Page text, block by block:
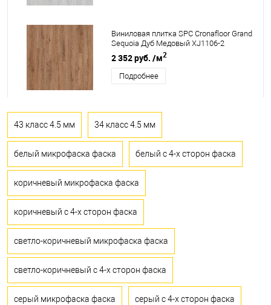
Виниловая плитка SPC Cronafloor Grand
Sequoia Дуб Медовый XJ1106-2
2 352 руб. /м2
Подробнее
43 класс 4.5 мм 34 класс 4.5 мм
белый микрофаска фаска белый с 4-х сторон фаска
коричневый микрофаска фаска
коричневый с 4-х сторон фаска
светло-коричневый микрофаска фаска
светло-коричневый с 4-х сторон фаска
серый микрофаска фаска серый с 4-х сторон фаска